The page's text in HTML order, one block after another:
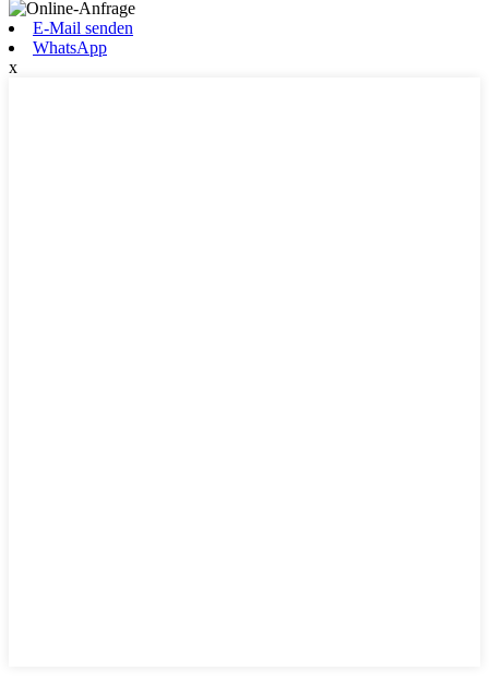
E-Mail senden
WhatsApp
x